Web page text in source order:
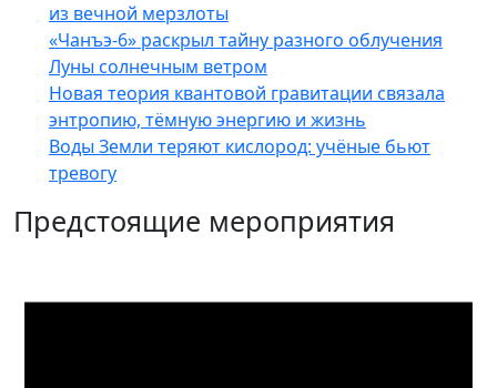
из вечной мерзлоты
«Чанъэ-6» раскрыл тайну разного облучения
Луны солнечным ветром
Новая теория квантовой гравитации связала
энтропию, тёмную энергию и жизнь
Воды Земли теряют кислород: учёные бьют
тревогу
Предстоящие мероприятия